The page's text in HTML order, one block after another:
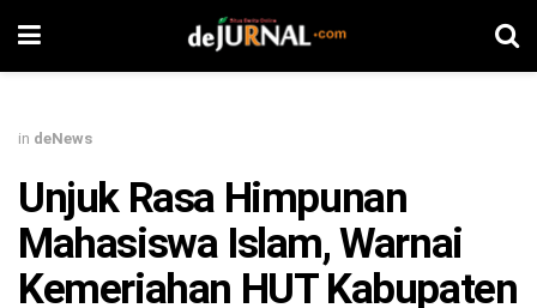
in deNews
Unjuk Rasa Himpunan
Mahasiswa Islam, Warnai
Kemeriahan HUT Kabupaten